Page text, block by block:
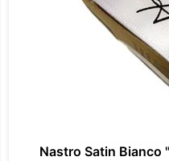
Nastro Satin Bianco